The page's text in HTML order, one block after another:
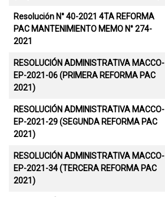
Resolución N° 40-2021 4TA REFORMA
PAC MANTENIMIENTO MEMO N° 274-
2021
RESOLUCIÓN ADMINISTRATIVA MACCO-
EP-2021-06 (PRIMERA REFORMA PAC
2021)
RESOLUCIÓN ADMINISTRATIVA MACCO-
EP-2021-29 (SEGUNDA REFORMA PAC
2021)
RESOLUCIÓN ADMINISTRATIVA MACCO-
EP-2021-34 (TERCERA REFORMA PAC
2021)